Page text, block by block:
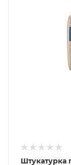
Штукатурка